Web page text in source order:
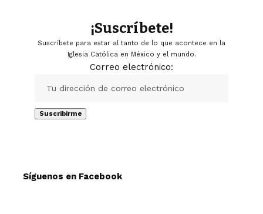
¡Suscríbete!
Suscríbete para estar al tanto de lo que acontece en la
Iglesia Católica en México y el mundo.
Correo electrónico:
Síguenos en Facebook